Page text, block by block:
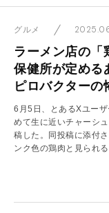
グルメ
ラーメン店の
保健所が定める
ピロバクターの
6月5日、とあるXユー
めて生に近いチャーシ
稿した。同投稿に添付
ンク色の鶏肉と見られ